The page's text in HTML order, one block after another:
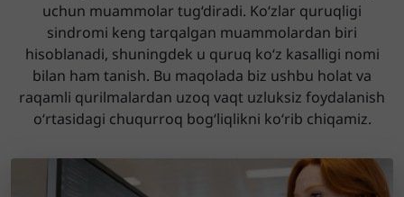
uchun muammolar tug‘diradi. Ko‘zlar quruqligi
sindromi keng tarqalgan muammolardan biri
hisoblanadi, shuningdek u quruq ko‘z kasalligi nomi
bilan ham tanish. Bu maqolada biz ushbu holat va
raqamli qurilmalardan uzoq vaqt uzluksiz foydalanish
o‘rtasidagi chuqurroq bog‘liqlikni ko‘rib chiqamiz.